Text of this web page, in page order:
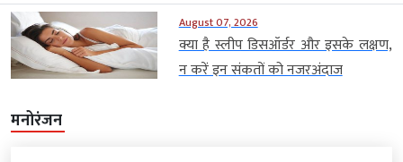
August 07, 2026
क्या है स्लीप डिसऑर्डर और इसके लक्षण,
न करें इन संकतों को नजरअंदाज
मनोरंजन